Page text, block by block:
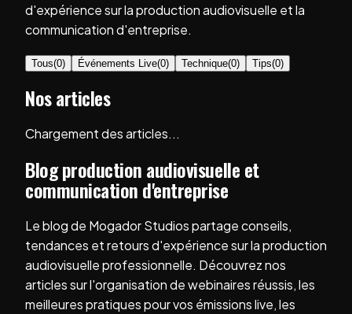
d'expérience sur la production audiovisuelle et la
communication d'entreprise.
Tous(0) Événements Live(0) Technique(0) Tips(0)
Nos articles
Chargement des articles...
Blog production audiovisuelle et
communication d'entreprise
Le blog de Mogador Studios partage conseils,
tendances et retours d'expérience sur la production
audiovisuelle professionnelle. Découvrez nos
articles sur l'organisation de webinaires réussis, les
meilleures pratiques pour vos émissions live, les